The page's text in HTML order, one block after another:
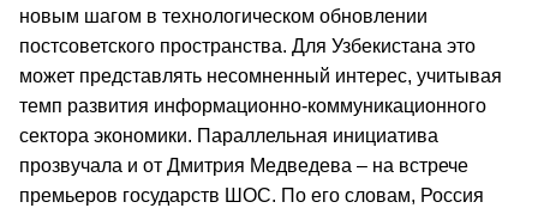
новым шагом в технологическом обновлении
постсоветского пространства. Для Узбекистана это
может представлять несомненный интерес, учитывая
темп развития информационно-коммуникационного
сектора экономики. Параллельная инициатива
прозвучала и от Дмитрия Медведева – на встрече
премьеров государств ШОС. По его словам, Россия